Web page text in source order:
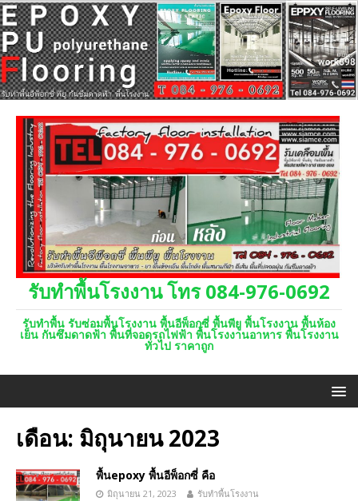
รับทำพื้นโรงงาน โทร 084-976-0692
รับทำพื้น รับซ่อมพื้นโรงงาน พื้นอีพ็อกซี่ พื้นพียู พื้นโรงงาน พื้นห้อง
เย็น กันซึมดาดฟ้า พื้นที่จอดรถไฟฟ้า พื้นโรงงานอาหาร พื้นโรงงาน
ทั่วไป ราคาถูก
เดือน: มิถุนายน 2023
พื้นepoxy พื้นอีพ็อกซี่ คือ
มิถุนายน 21, 2023 รับทำพื้นโรงงาน